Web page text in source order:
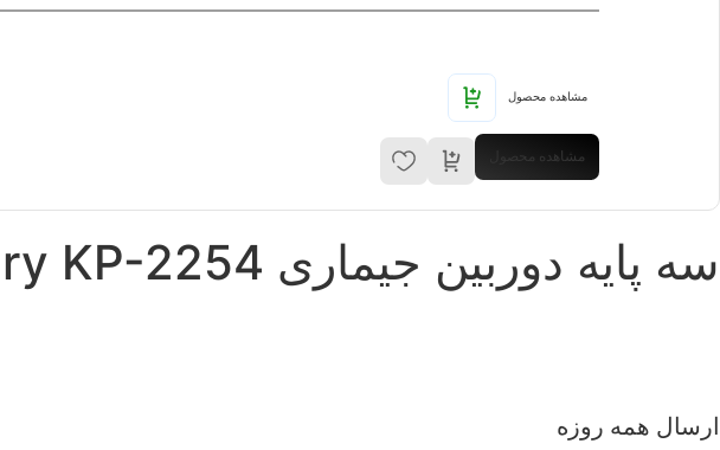
مشاهده محصول
مشاهده محصول
سه پایه دوربین جیماری Jmary KP-2254
ارسال همه روزه